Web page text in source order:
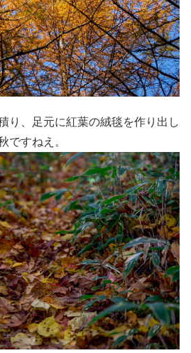
り、足元に紅葉の絨毯を作り出し
ですねえ。